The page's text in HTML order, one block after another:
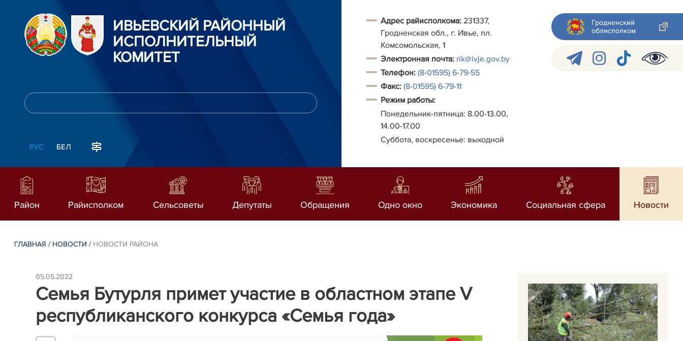
ИВЬЕВСКИЙ РАЙОННЫЙ
ИСПОЛНИТЕЛЬНЫЙ
КОМИТЕТ
РУС БЕЛ
Адрес райисполкома: 231337,
Гродненская обл., г. Ивье, пл.
Комсомольская, 1
Электронная почта: rik@ivje.gov.by
Телефон: (8-01595) 6-79-55
Факс: (8-01595) 6-79-11
Режим работы:
Понедельник-пятница: 8.00-13.00,
14.00-17.00
Суббота, воскресенье: выходной
Гродненский
облисполком
Район Райисполком Сельсоветы Депутаты Обращения Одно окно Экономика Социальная сфера Новости
ГЛАВНАЯ / НОВОСТИ / НОВОСТИ РАЙОНА
05.05.2022
Семья Бутурля примет участие в областном этапе V
республиканского конкурса «Семья года»